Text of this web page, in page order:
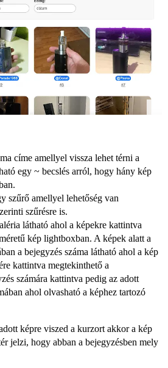
címe amellyel vissza lehet térni a
egy ~ becslés arról, hogy hány kép
szűrő amellyel lehetőség van
szűrésre is.
látható ahol a képekre kattintva
kép lightboxban. A képek alatt a
a bejegyzés száma látható ahol a kép
kattintva megtekinthető a
számára kattintva pedig az adott
ahol olvasható a képhez tartozó
képre viszed a kurzort akkor a kép
jelzi, hogy abban a bejegyzésben mely